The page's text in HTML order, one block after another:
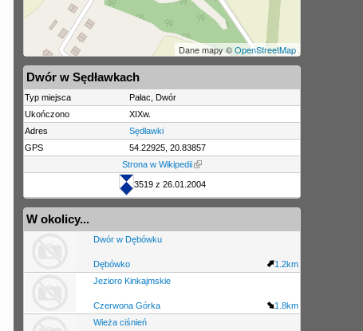
Dane mapy ©OpenStreetMap
Dwór w Sędławkach
Typ miejsca
Pałac, Dwór
Ukończono
XIXw.
Adres
Sędławki
GPS
54.22925, 20.83857
Strona w Wikipedii
3519 z 26.01.2004
W okolicy...
Dwór w Dębówku
Dębówko
1.2km
Jezioro Kinkajmskie
Czerwona Górka
1.8km
Wieża ciśnień